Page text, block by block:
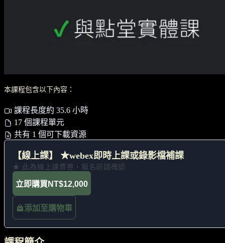
本課程包含以下內容：
課程長度約 35.6 小時
17 個課程單元
共有 1 個可下載資源
【線上課】 ★webex即時上課或錄影檔補課
★ 此為線上課票券，報名前請確認
立即購買 NT$12,000
添加至購物車